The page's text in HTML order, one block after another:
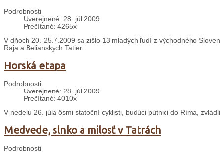
Podrobnosti
Uverejnené: 28. júl 2009
Prečítané: 4265x
V dňoch 20.-25.7.2009 sa zišlo 13 mladých ľudí z východného
Raja a Belianskych Tatier.
Horská etapa
Podrobnosti
Uverejnené: 28. júl 2009
Prečítané: 4010x
V nedeľu 26. júla ôsmi statoční cyklisti, budúci pútnici do Ríma,
Medvede, slnko a milosť v Tatrách
Podrobnosti